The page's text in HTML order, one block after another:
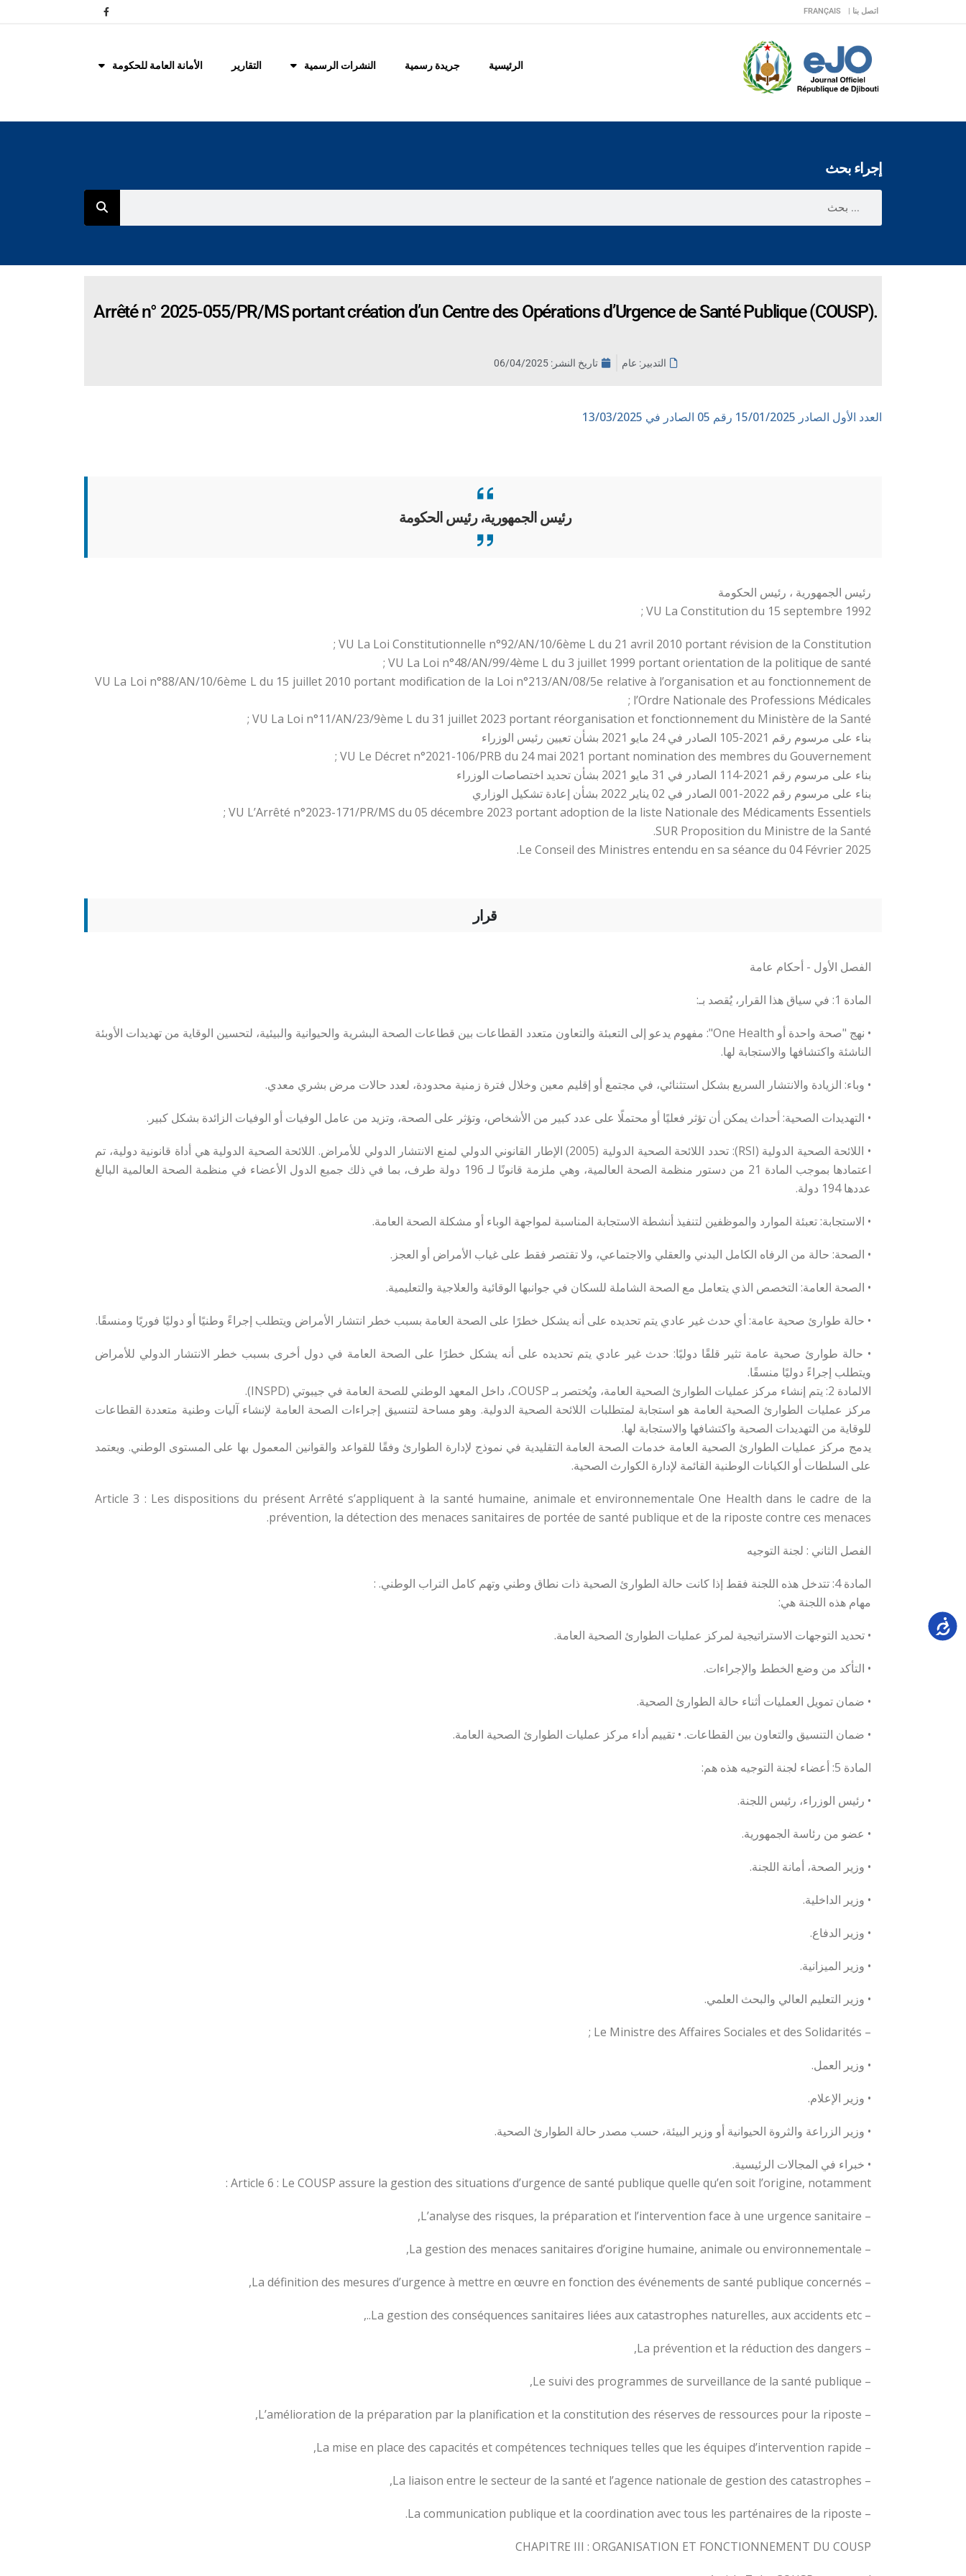
اتصل بنا | FRANÇAIS
الرئيسية جريدة رسمية النشرات الرسمية التقارير الأمانة العامة للحكومة
إجراء بحث
Arrêté n° 2025-055/PR/MS portant création d’un Centre des Opérations d’Urgence de Santé Publique (COUSP).
التدبير: عام تاريخ النشر: 06/04/2025
العدد الأول الصادر 15/01/2025 رقم 05 الصادر في 13/03/2025
رئيس الجمهورية، رئيس الحكومة
رئيس الجمهورية ، رئيس الحكومة
VU La Constitution du 15 septembre 1992 ;
VU La Loi Constitutionnelle n°92/AN/10/6ème L du 21 avril 2010 portant révision de la Constitution ;
VU La Loi n°48/AN/99/4ème L du 3 juillet 1999 portant orientation de la politique de santé ;
VU La Loi n°88/AN/10/6ème L du 15 juillet 2010 portant modification de la Loi n°213/AN/08/5e relative à l’organisation et au fonctionnement de
l’Ordre Nationale des Professions Médicales ;
VU La Loi n°11/AN/23/9ème L du 31 juillet 2023 portant réorganisation et fonctionnement du Ministère de la Santé ;
بناء على مرسوم رقم 2021-105 الصادر في 24 مايو 2021 بشأن تعيين رئيس الوزراء
VU Le Décret n°2021-106/PRB du 24 mai 2021 portant nomination des membres du Gouvernement ;
بناء على مرسوم رقم 2021-114 الصادر في 31 مايو 2021 بشأن تحديد اختصاصات الوزراء
بناء على مرسوم رقم 2022-001 الصادر في 02 يناير 2022 بشأن إعادة تشكيل الوزاري
VU L’Arrêté n°2023-171/PR/MS du 05 décembre 2023 portant adoption de la liste Nationale des Médicaments Essentiels ;
SUR Proposition du Ministre de la Santé.
Le Conseil des Ministres entendu en sa séance du 04 Février 2025.
قرار
الفصل الأول - أحكام عامة
المادة 1: في سياق هذا القرار، يُقصد بـ:
• نهج "صحة واحدة أو One Health": مفهوم يدعو إلى التعبئة والتعاون متعدد القطاعات بين قطاعات الصحة البشرية والحيوانية والبيئية، لتحسين الوقاية من تهديدات الأوبئة
الناشئة واكتشافها والاستجابة لها.
• وباء: الزيادة والانتشار السريع بشكل استثنائي، في مجتمع أو إقليم معين وخلال فترة زمنية محدودة، لعدد حالات مرض بشري معدي.
• التهديدات الصحية: أحداث يمكن أن تؤثر فعليًا أو محتملًا على عدد كبير من الأشخاص، وتؤثر على الصحة، وتزيد من عامل الوفيات أو الوفيات الزائدة بشكل كبير.
• اللائحة الصحية الدولية (RSI): تحدد اللائحة الصحية الدولية (2005) الإطار القانوني الدولي لمنع الانتشار الدولي للأمراض. اللائحة الصحية الدولية هي أداة قانونية دولية، تم
اعتمادها بموجب المادة 21 من دستور منظمة الصحة العالمية، وهي ملزمة قانونًا لـ 196 دولة طرف، بما في ذلك جميع الدول الأعضاء في منظمة الصحة العالمية البالغ
عددها 194 دولة.
• الاستجابة: تعبئة الموارد والموظفين لتنفيذ أنشطة الاستجابة المناسبة لمواجهة الوباء أو مشكلة الصحة العامة.
• الصحة: حالة من الرفاه الكامل البدني والعقلي والاجتماعي، ولا تقتصر فقط على غياب الأمراض أو العجز.
• الصحة العامة: التخصص الذي يتعامل مع الصحة الشاملة للسكان في جوانبها الوقائية والعلاجية والتعليمية.
• حالة طوارئ صحية عامة: أي حدث غير عادي يتم تحديده على أنه يشكل خطرًا على الصحة العامة بسبب خطر انتشار الأمراض ويتطلب إجراءً وطنيًا أو دوليًا فوريًا ومنسقًا.
• حالة طوارئ صحية عامة تثير قلقًا دوليًا: حدث غير عادي يتم تحديده على أنه يشكل خطرًا على الصحة العامة في دول أخرى بسبب خطر الانتشار الدولي للأمراض
ويتطلب إجراءً دوليًا منسقًا.
الالمادة 2: يتم إنشاء مركز عمليات الطوارئ الصحية العامة، ويُختصر بـ COUSP، داخل المعهد الوطني للصحة العامة في جيبوتي (INSPD).
مركز عمليات الطوارئ الصحية العامة هو استجابة لمتطلبات اللائحة الصحية الدولية. وهو مساحة لتنسيق إجراءات الصحة العامة لإنشاء آليات وطنية متعددة القطاعات
للوقاية من التهديدات الصحية واكتشافها والاستجابة لها.
يدمج مركز عمليات الطوارئ الصحية العامة خدمات الصحة العامة التقليدية في نموذج لإدارة الطوارئ وفقًا للقواعد والقوانين المعمول بها على المستوى الوطني. ويعتمد
على السلطات أو الكيانات الوطنية القائمة لإدارة الكوارث الصحية.
Article 3 : Les dispositions du présent Arrêté s’appliquent à la santé humaine, animale et environnementale One Health dans le cadre de la
prévention, la détection des menaces sanitaires de portée de santé publique et de la riposte contre ces menaces.
الفصل الثاني : لجنة التوجيه
المادة 4: تتدخل هذه اللجنة فقط إذا كانت حالة الطوارئ الصحية ذات نطاق وطني وتهم كامل التراب الوطني. :
مهام هذه اللجنة هي:
• تحديد التوجهات الاستراتيجية لمركز عمليات الطوارئ الصحية العامة.
• التأكد من وضع الخطط والإجراءات.
• ضمان تمويل العمليات أثناء حالة الطوارئ الصحية.
• ضمان التنسيق والتعاون بين القطاعات. • تقييم أداء مركز عمليات الطوارئ الصحية العامة.
المادة 5: أعضاء لجنة التوجيه هذه هم:
• رئيس الوزراء، رئيس اللجنة.
• عضو من رئاسة الجمهورية.
• وزير الصحة، أمانة اللجنة.
• وزير الداخلية.
• وزير الدفاع.
• وزير الميزانية.
• وزير التعليم العالي والبحث العلمي.
– Le Ministre des Affaires Sociales et des Solidarités ;
• وزير العمل.
• وزير الإعلام.
• وزير الزراعة والثروة الحيوانية أو وزير البيئة، حسب مصدر حالة الطوارئ الصحية.
• خبراء في المجالات الرئيسية.
Article 6 : Le COUSP assure la gestion des situations d’urgence de santé publique quelle qu’en soit l’origine, notamment :
– L’analyse des risques, la préparation et l’intervention face à une urgence sanitaire,
– La gestion des menaces sanitaires d’origine humaine, animale ou environnementale,
– La définition des mesures d’urgence à mettre en œuvre en fonction des événements de santé publique concernés,
– La gestion des conséquences sanitaires liées aux catastrophes naturelles, aux accidents etc..,
– La prévention et la réduction des dangers,
– Le suivi des programmes de surveillance de la santé publique,
– L’amélioration de la préparation par la planification et la constitution des réserves de ressources pour la riposte,
– La mise en place des capacités et compétences techniques telles que les équipes d’intervention rapide,
– La liaison entre le secteur de la santé et l’agence nationale de gestion des catastrophes,
– La communication publique et la coordination avec tous les parténaires de la riposte.
CHAPITRE III : ORGANISATION ET FONCTIONNEMENT DU COUSP